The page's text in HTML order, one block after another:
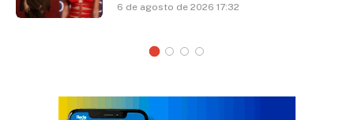
6 de agosto de 2026 17:32